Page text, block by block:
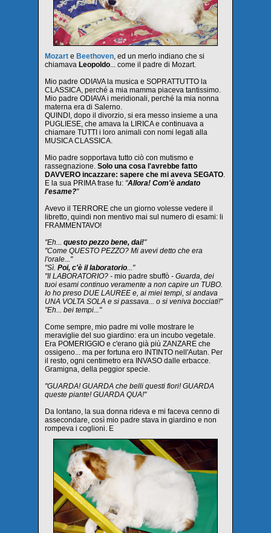
Mozart e Beethoven, ed un merlo indiano che si
chiamava Leopoldo... come il padre di Mozart.
Mio padre ODIAVA la musica e SOPRATTUTTO la
CLASSICA, perché a mia mamma piaceva tantissimo.
Mio padre ODIAVA i meridionali, perché la mia nonna
materna era di Salerno.
QUINDI, dopo il divorzio, si era messo insieme a una
PUGLIESE, che amava la LIRICA e continuava a
chiamare TUTTI i loro animali con nomi legati alla
MUSICA CLASSICA.
Mio padre sopportava tutto ciò con mutismo e
rassegnazione. Solo una cosa l'avrebbe fatto
DAVVERO incazzare: sapere che mi aveva SEGATO.
E la sua PRIMA frase fu: "Allora! Com'è andato
l'esame?"
Avevo il TERRORE che un giorno volesse vedere il
libretto, quindi non mentivo mai sul numero di esami: li
FRAMMENTAVO!
"Eh... questo pezzo bene, dai!"
"Come QUESTO PEZZO? Mi avevi detto che era
l'orale..."
"Sì. Poi, c'è il laboratorio..."
"Il LABORATORIO? - mio padre sbuffò - Guarda, dei
tuoi esami continuo veramente a non capire un TUBO.
Io ho preso DUE LAUREE e, ai miei tempi, si andava
UNA VOLTA SOLA e si passava... o si veniva bocciati!"
"Eh... bei tempi..."
Come sempre, mio padre mi volle mostrare le
meraviglie del suo giardino: era un incubo vegetale.
Era POMERIGGIO e c'erano già più ZANZARE che
ossigeno... ma per fortuna ero INTINTO nell'Autan. Per
il resto, ogni centimetro era INVASO dalle erbacce.
Gramigna, della peggior specie.
"GUARDA! GUARDA che belli questi fiori! GUARDA
queste piante! GUARDA QUA!"
Da lontano, la sua donna rideva e mi faceva cenno di
assecondare, così mio padre stava in giardino e non
rompeva i coglioni. E